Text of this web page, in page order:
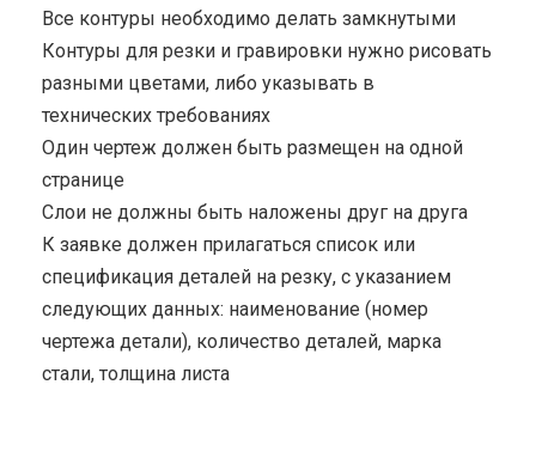
Все контуры необходимо делать замкнутыми
Контуры для резки и гравировки нужно рисовать
разными цветами, либо указывать в
технических требованиях
Один чертеж должен быть размещен на одной
странице
Cлои не должны быть наложены друг на друга
К заявке должен прилагаться список или
спецификация деталей на резку, с указанием
следующих данных: наименование (номер
чертежа детали), количество деталей, марка
стали, толщина листа